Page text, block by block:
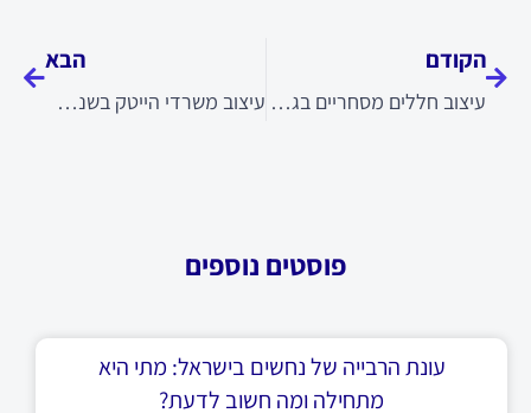
הקודם
עיצוב חללים מסחריים בגווני חום שוקולד וטונים אדמתיים
הבא
עיצוב משרדי הייטק בשנת 2026: הסוף של המשרד הסטרילי הלבן
פוסטים נוספים
עונת הרבייה של נחשים בישראל: מתי היא
מתחילה ומה חשוב לדעת?